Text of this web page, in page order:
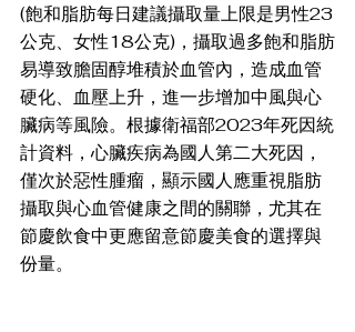
(飽和脂肪每日建議攝取量上限是男性23
公克、女性18公克)，攝取過多飽和脂肪
易導致膽固醇堆積於血管內，造成血管
硬化、血壓上升，進一步增加中風與心
臟病等風險。根據衛福部2023年死因統
計資料，心臟疾病為國人第二大死因，
僅次於惡性腫瘤，顯示國人應重視脂肪
攝取與心血管健康之間的關聯，尤其在
節慶飲食中更應留意節慶美食的選擇與
份量。